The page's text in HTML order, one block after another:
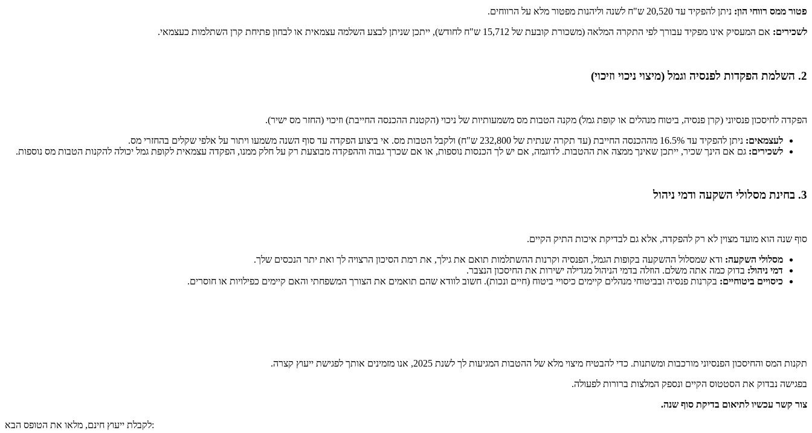
פטור ממס רווחי הון: ניתן להפקיד עד 20,520 ש"ח לשנה וליהנות מפטור מלא על הרווחים.
לשכירים: אם המעסיק אינו מפקיד עבורך לפי התקרה המלאה (משכורת קובעת של 15,712 ש"ח לחודש), ייתכן שניתן לבצע השלמה עצמאית או לבחון פתיחת קרן השתלמות כעצמאי.
2. השלמת הפקדות לפנסיה וגמל (מיצוי ניכוי וזיכוי)
הפקדה לחיסכון פנסיוני (קרן פנסיה, ביטוח מנהלים או קופת גמל) מקנה הטבות מס משמעותיות של ניכוי (הקטנת ההכנסה החייבת) וזיכוי (החזר מס ישיר).
לעצמאים: ניתן להפקיד עד 16.5% מההכנסה החייבת (עד תקרה שנתית של 232,800 ש"ח) ולקבל הטבות מס. אי ביצוע הפקדה עד סוף השנה משמעו ויתור על אלפי שקלים בהחזרי מס.
לשכירים: גם אם הינך שכיר, ייתכן שאינך ממצה את ההטבות. לדוגמה, אם יש לך הכנסות נוספות, או אם שכרך גבוה וההפקדה מבוצעת רק על חלק ממנו, הפקדה עצמאית לקופת גמל יכולה להקנות הטבות מס נוספות.
3. בחינת מסלולי השקעה ודמי ניהול
סוף שנה הוא מועד מצוין לא רק להפקדה, אלא גם לבדיקת איכות התיק הקיים.
מסלולי השקעה: ודא שמסלול ההשקעה בקופות הגמל, הפנסיה וקרנות ההשתלמות תואם את גילך, את רמת הסיכון הרצויה לך ואת יתר הנכסים שלך.
דמי ניהול: בדוק כמה אתה משלם. הוזלה בדמי הניהול מגדילה ישירות את החיסכון הנצבר.
כיסויים ביטוחיים: בקרנות פנסיה ובביטוחי מנהלים קיימים כיסויי ביטוח (חיים ונכות). חשוב לוודא שהם תואמים את הצורך המשפחתי והאם קיימים כפילויות או חוסרים.
תקנות המס והחיסכון הפנסיוני מורכבות ומשתנות. כדי להבטיח מיצוי מלא של ההטבות המגיעות לך לשנת 2025, אנו מזמינים אותך לפגישת ייעוץ קצרה.
בפגישה נבדוק את הסטטוס הקיים ונספק המלצות ברורות לפעולה.
צור קשר עכשיו לתיאום בדיקת סוף שנה.
לקבלת ייעוץ חינם, מלאו את הטופס הבא: